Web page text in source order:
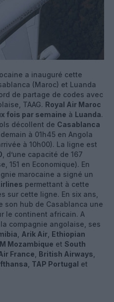
a inauguré cette
(Maroc) et Luanda
de partage de codes avec
TAAG. Royal Air Maroc
fois par semaine à Luanda.
décollent de Casablanca
à 01h45 en Angola
à 10h00). La ligne est
, d’une capacité de 167
151 en Economique). En
marocaine a signé un
permettant à cette
sur cette ligne. En six ans,
son hub de Casablanca une
le continent africain. A
compagnie angolaise, ses
Arik Air Ethiopian
Mozambique et South
France British Airways
TAP Portugal et